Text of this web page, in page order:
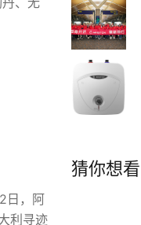
日，阿
利寻迹
猜你想看